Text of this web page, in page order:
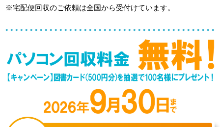
※宅配便回収のご依頼は全国から受付けています。